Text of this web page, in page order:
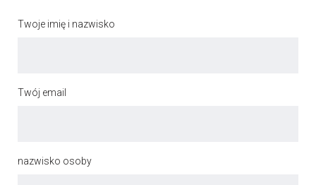
Twoje imię i nazwisko
Twój email
nazwisko osoby